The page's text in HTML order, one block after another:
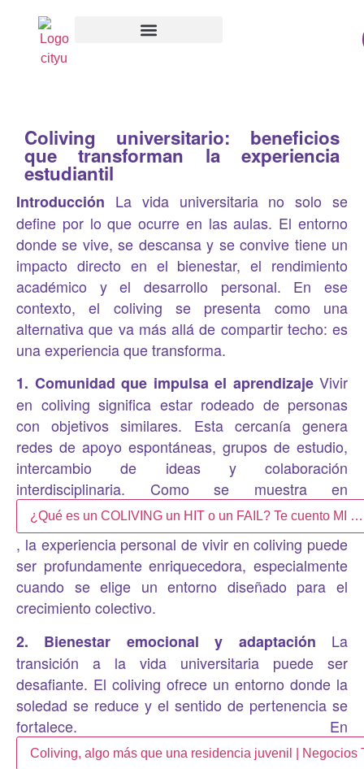
Coliving universitario: beneficios
que transforman la experiencia
estudiantil
Introducción La vida universitaria no solo se
define por lo que ocurre en las aulas. El entorno
donde se vive, se descansa y se convive tiene un
impacto directo en el bienestar, el rendimiento
académico y el desarrollo personal. En ese
contexto, el coliving se presenta como una
alternativa que va más allá de compartir techo: es
una experiencia que transforma.
1. Comunidad que impulsa el aprendizajeVivir
en coliving significa estar rodeado de personas
con objetivos similares. Esta cercanía genera
redes de apoyo espontáneas, grupos de estudio,
intercambio de ideas y colaboración
interdisciplinaria. Como se muestra en
¿Qué es un COLIVING un HIT o un FAIL? Te cuento MI …
, la experiencia personal de vivir en coliving puede
ser profundamente enriquecedora, especialmente
cuando se elige un entorno diseñado para el
crecimiento colectivo.
2. Bienestar emocional y adaptación La
transición a la vida universitaria puede ser
desafiante. El coliving ofrece un entorno donde la
soledad se reduce y el sentido de pertenencia se
fortalece. En
Coliving, algo más que una residencia juvenil | Negocios